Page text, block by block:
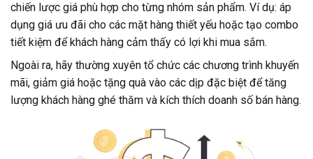
chiến lược giá phù hợp cho từng nhóm sản phẩm. Ví dụ: áp
dụng giá ưu đãi cho các mặt hàng thiết yếu hoặc tạo combo
tiết kiệm để khách hàng cảm thấy có lợi khi mua sắm.
Ngoài ra, hãy thường xuyên tổ chức các chương trình khuyến
mãi, giảm giá hoặc tặng quà vào các dịp đặc biệt để tăng
lượng khách hàng ghé thăm và kích thích doanh số bán hàng.